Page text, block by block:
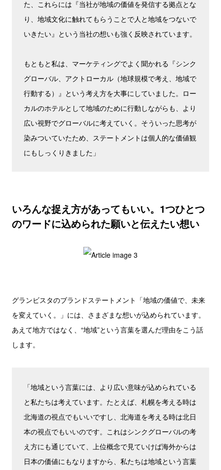
た、これらには『当社が地域の価値を発信する拠点とな
り、地域文化に触れてもらうことで人と地域をつないで
いきたい』という当社の想いも強く反映されています。
もともと私は、マーケティングでよく聞かれる『シンク
グローバル、アクトローカル（地球規模で考え、地域で
行動する）』という考え方を大事にしていました。ロー
カルのホテルとして地域のために行動しながらも、より
広い視野でグローバルに考えていく。そういった思考が
染みついていたため、ステートメントは個人的な価値観
にもしっくりきました」
いろんな捉え方があってもいい。1つひとつ
のワードに込められた願いと伝えたい想い
グランビスタのブランドステートメント「地域の価値で、未来
を変えていく。」には、さまざまな想いが込められています。
あえて地方ではなく、“地域”という言葉を選んだ理由をこう話
します。
「地域という言葉には、より広い意味が込められている
と私たちは考えています。たとえば、札幌を考える時は
北海道の視点でもいいですし、北海道を考える時は北日
本の視点でもいいのです。これはシンクグローバルの考
え方にも通じていて、上位概念で見ていけば海外からは
日本の価値にもなりますから、私たちは地域という言葉